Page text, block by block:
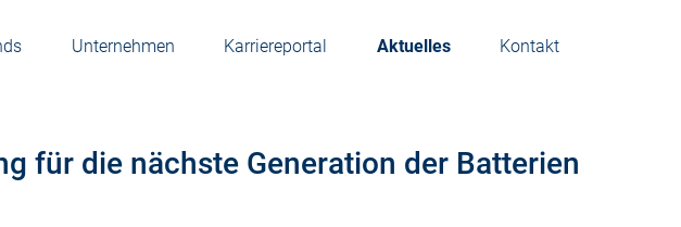
Unternehmen Karriereportal Aktuelles Kontakt
für die nächste Generation der Batterien